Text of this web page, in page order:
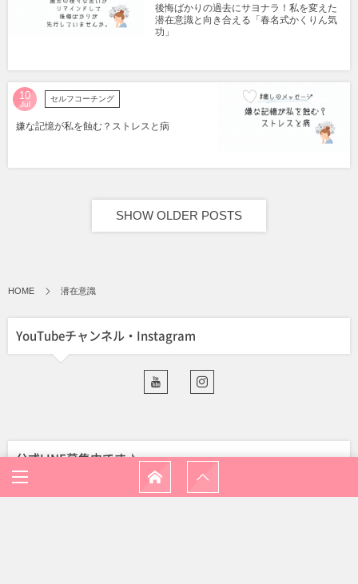
後悔ばかりの過去にサヨナラ！私を変えた
潜在意識と向き合える「春名式かくりん気
功」
10
Jul
セルフコーチング
嫌な記憶が私を蝕む？ストレスと病
SHOW OLDER POSTS
HOME 潜在意識
YouTubeチャンネル・Instagram
公式LINE募集中です♪